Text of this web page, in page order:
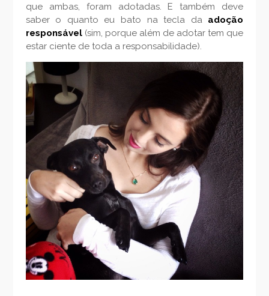
que ambas, foram adotadas. E também deve
saber o quanto eu bato na tecla da adoção
responsável(sim, porque além de adotar tem que
estar ciente de toda a responsabilidade).